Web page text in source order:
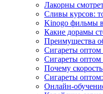
Лакорны
Сливы курсов:
Kinogo фильмы
Какие дорамы
Преимущества
Сигареты оптом
Сигареты
Почему
Сигареты
Онлайн-